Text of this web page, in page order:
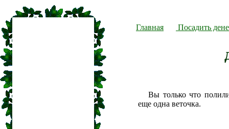
Главная Посадить
Вы только что
еще одна веточка.